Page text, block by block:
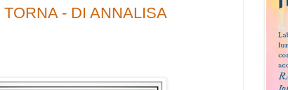
- DI ANNALISA